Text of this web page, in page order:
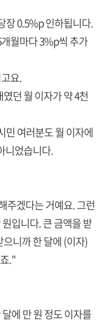
장 0.5%p 인하됩니다.
월마다 3%p씩 추가
요.
던 월 이자가 약 4천
민 여러분도 월 이자에
니었습니다.
주겠다는 거예요. 그런
입니다. 큰 금액을 받
니까 한 달에 (이자)
."
에 만 원 정도 이자를